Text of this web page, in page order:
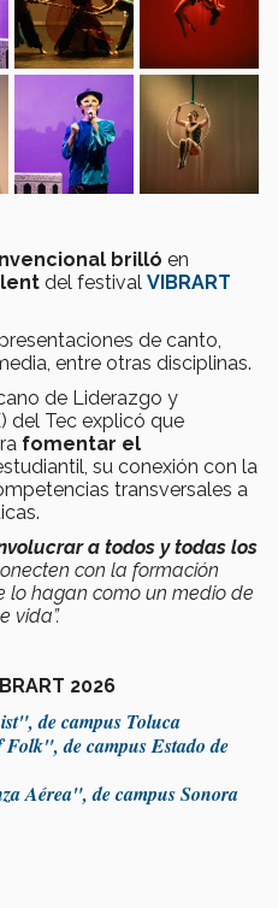
brilló en
del festival VIBRART
de canto,
entre otras disciplinas.
de Liderazgo y
del Tec explicó que
fomentar el
su conexión con la
transversales a
a todos y todas los
con la formación
lo hagan como un medio de
vida”.
2026
de campus Toluca
Folk",de campus Estado de
Aérea",de campus Sonora